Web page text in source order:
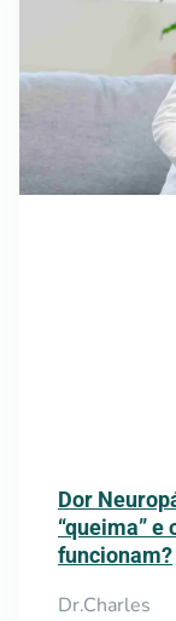
Dor
“queima”
funcionam?
Dr.Charles